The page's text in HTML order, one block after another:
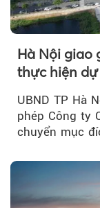
Hà Nội giao
thực hiện
UBND TP Hà
phép Công ty
chuyển mục